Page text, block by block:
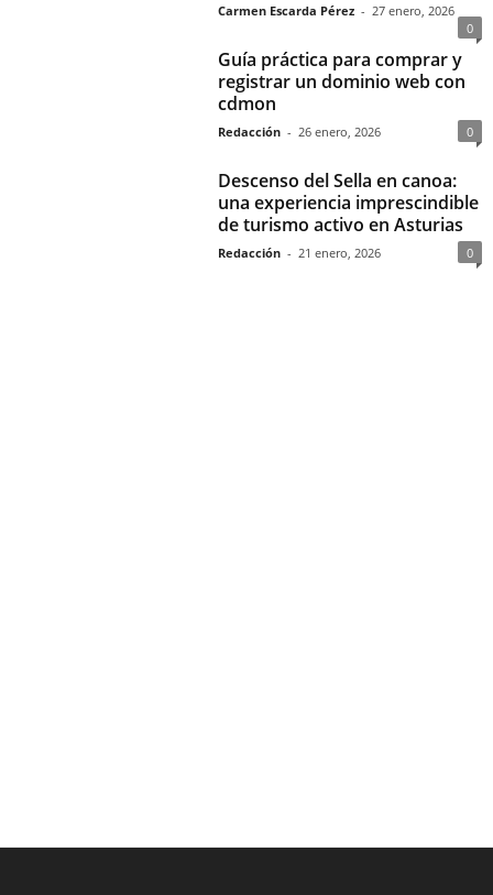
Carmen Escarda Pérez - 27 enero, 2026
0
Guía práctica para comprar y
registrar un dominio web con
cdmon
Redacción - 26 enero, 2026 0
Descenso del Sella en canoa:
una experiencia imprescindible
de turismo activo en Asturias
Redacción - 21 enero, 2026 0